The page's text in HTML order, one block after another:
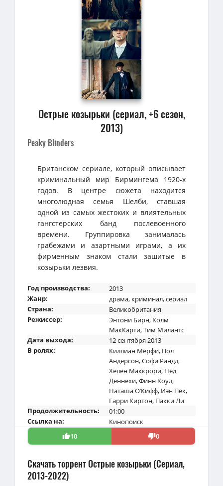
Острые козырьки (сериал, +6 сезон,
2013)
Peaky Blinders
Британском сериале, который описывает
криминальный мир Бирмингема 1920-х
годов. В центре сюжета находится
многолюдная семья Шелби, ставшая
одной из самых жестоких и влиятельных
гангстерских банд послевоенного
времени. Группировка занималась
грабежами и азартными играми, а их
фирменным знаком стали зашитые в
козырьки лезвия.
Год производства:
2013
Жанр:
драма, криминал,сериал
Страна:
Великобритания
Режиссер:
Энтони Бирн, Колм
МакКарти,Тим Милантс
Дата выхода:
12 сентября 2013
В ролях:
Киллиан Мерфи, Пол
Андерсон,Софи Рандл,
Хелен Маккрори, Нед
Деннехи,Финн Коул,
Наташа О’Кифф, Иэн Пек,
Гарри Киртон, Пакки Ли
Продолжительность:
01:00
Ссылка на:
Кинопоиск
10
0
Скачать торрент Острые козырьки (Сериал,
2013-2022)